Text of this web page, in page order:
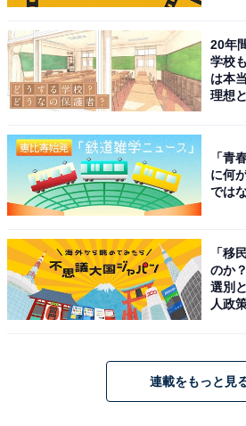
20年
学校
は本
理想
「青
に何
では
「移
のか
選別
人政
連載をもっと見